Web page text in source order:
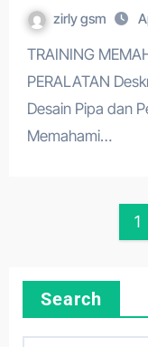
zirly gsm
TRAINING MEMAHAMI TEKNIK DESAIN PIPA DAN
PERALATAN
Desain Pipa dan
Memahami…
1
Search